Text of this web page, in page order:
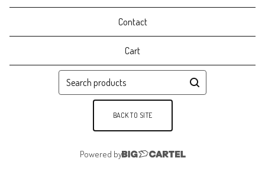
Contact
Cart
Search
products
BACK TO SITE
Powered by